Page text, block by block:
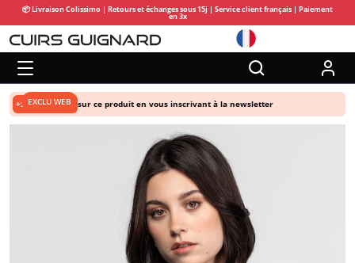
📦 Livraison Colissimo | Retours et échanges sous 15j | Service client français | Paiement
en 3x
+5% de remise sur ce produit en vous inscrivant à la newsletter
EXCLU WEB